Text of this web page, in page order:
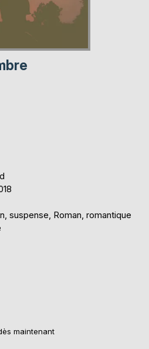
suspense, Roman, romantique
maintenant